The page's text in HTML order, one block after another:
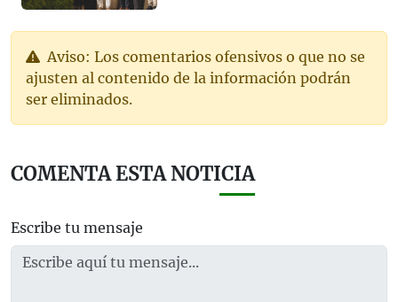
Aviso: Los comentarios ofensivos o que no se
ajusten al contenido de la información podrán
ser eliminados.
COMENTA ESTA NOTICIA
Escribe tu mensaje